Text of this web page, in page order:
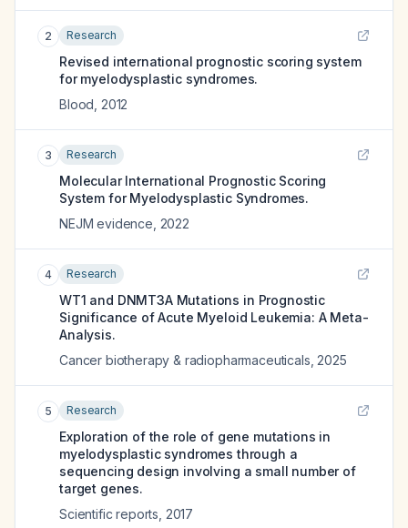
2 Research
Revised international prognostic scoring system
for myelodysplastic syndromes.
Blood 2012
3 Research
Molecular International Prognostic Scoring
System for Myelodysplastic Syndromes.
NEJM evidence 2022
4 Research
WT1 and DNMT3A Mutations in Prognostic
Significance of Acute Myeloid Leukemia: A Meta-
Analysis.
Cancer biotherapy & radiopharmaceuticals 2025
5 Research
Exploration of the role of gene mutations in
myelodysplastic syndromes through a
sequencing design involving a small number of
target genes.
Scientific reports 2017